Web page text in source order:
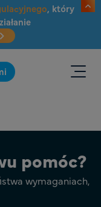
, który
pomóc?
wymaganiach,